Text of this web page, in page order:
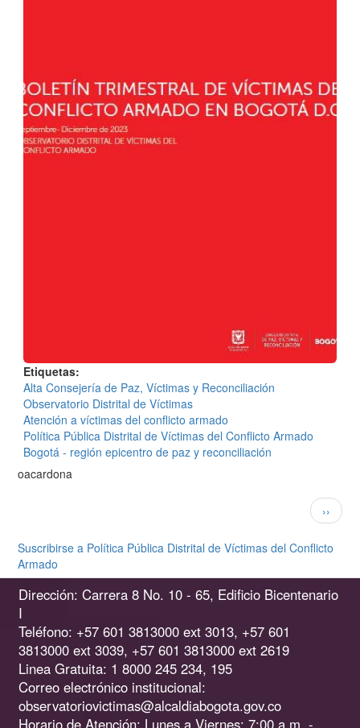
Etiquetas
Alta Consejería de Paz, Víctimas y Reconciliación
Observatorio Distrital de Víctimas
Atención a víctimas del conflicto armado
Política Pública Distrital de Víctimas del Conflicto Armado
Bogotá - región epicentro de paz y reconciliación
oacardona
página
››
Suscribirse a Política Pública Distrital de Víctimas del Conflicto
Armado
Dirección: Carrera 8 No. 10 - 65, Edificio Bicentenario
I
Teléfono: +57 601 3813000 ext 3013, +57 601
3813000 ext 3039, +57 601 3813000 ext 2619
Linea Gratuita: 1 8000 245 234, 195
Correo electrónico institucional:
observatoriovictimas@alcaldiabogota.gov.co
Horario de Atención: Lunes a Viernes: 7:00 a.m. -